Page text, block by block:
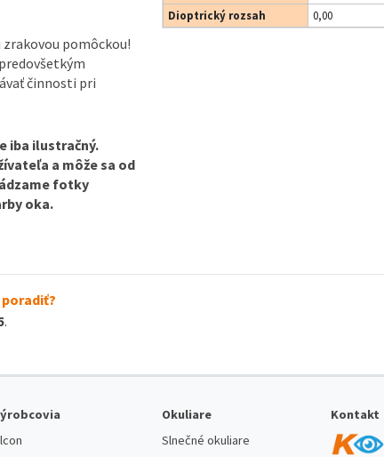
pomôckou!
činnosti pri
iba ilustračný.
a môže sa od
fotky
oka.
Dioptrický rozsah
0,00
.
Okuliare
Slnečné okuliare
Kontakt